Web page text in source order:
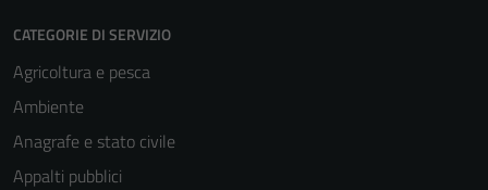
CATEGORIE DI SERVIZIO
Agricoltura e pesca
Ambiente
Anagrafe e stato civile
Appalti pubblici